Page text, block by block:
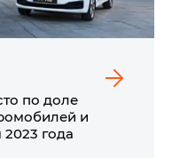
по доле
и
года